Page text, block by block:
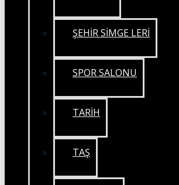
ŞEHİR SİMGE LERİ
SPOR SALONU
TARİH
TAŞ